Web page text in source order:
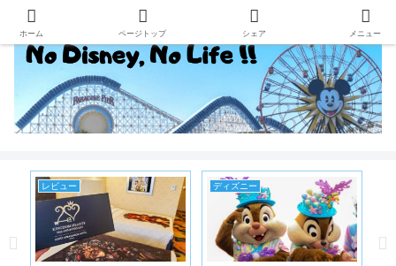
ディズニーランド ディズニー
ホーム ページトップ シェア メニュー